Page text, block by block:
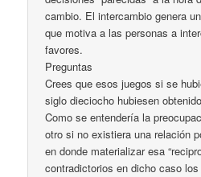
cambio. El intercambio genera
que motiva a las personas a
favores.
Preguntas
Crees que esos juegos si se
siglo dieciocho hubiesen
Como se entendería la
otro si no existiera una relación
en donde materializar esa
contradictorios en dicho caso